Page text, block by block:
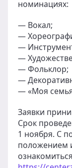
номинациях:
— Вокал;
—
—
—
— Фольклор;
—
— «Моя
Заявки
Срок
1 ноября. С
положением